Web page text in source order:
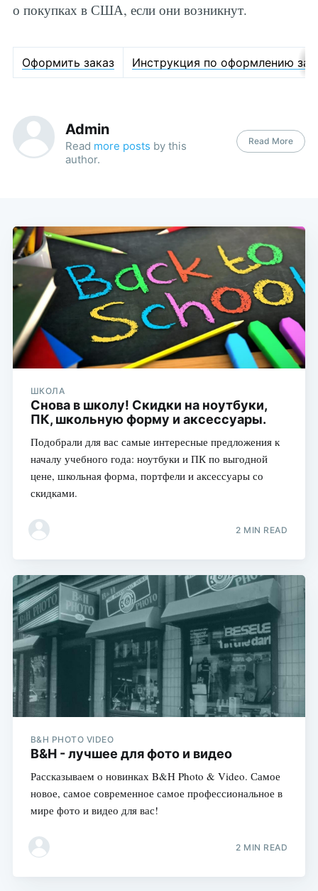
о покупках в США, если они возникнут.
Оформить заказ Инструкция по оформлению
Admin
Read more posts by this
author.
Read More
ШКОЛА
Снова в школу! Скидки на ноутбуки,
ПК, школьную форму и аксессуары.
Подобрали для вас самые интересные предложения к
началу учебного года: ноутбуки и ПК по выгодной
цене, школьная форма, портфели и аксессуары со
скидками.
2 MIN READ
B&H PHOTO VIDEO
B&H - лучшее для фото и видео
Рассказываем о новинках B&H Photo & Video. Самое
новое, самое современное самое профессиональное в
мире фото и видео для вас!
2 MIN READ